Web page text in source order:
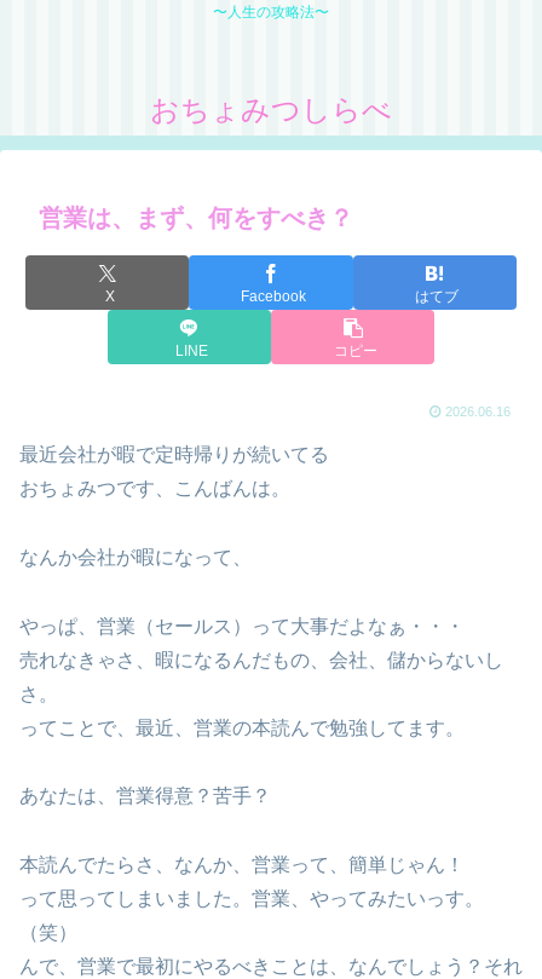
〜人生の攻略法〜
おちょみつしらべ
営業は、まず、何をすべき？
X Facebook はてブ
LINE コピー
2026.06.16
最近会社が暇で定時帰りが続いてる
おちょみつです、こんばんは。
なんか会社が暇になって、
やっぱ、営業（セールス）って大事だよなぁ・・・
売れなきゃさ、暇になるんだもの、会社、儲からないし
さ。
ってことで、最近、営業の本読んで勉強してます。
あなたは、営業得意？苦手？
本読んでたらさ、なんか、営業って、簡単じゃん！
って思ってしまいました。営業、やってみたいっす。
（笑）
んで、営業で最初にやるべきことは、なんでしょう？それ